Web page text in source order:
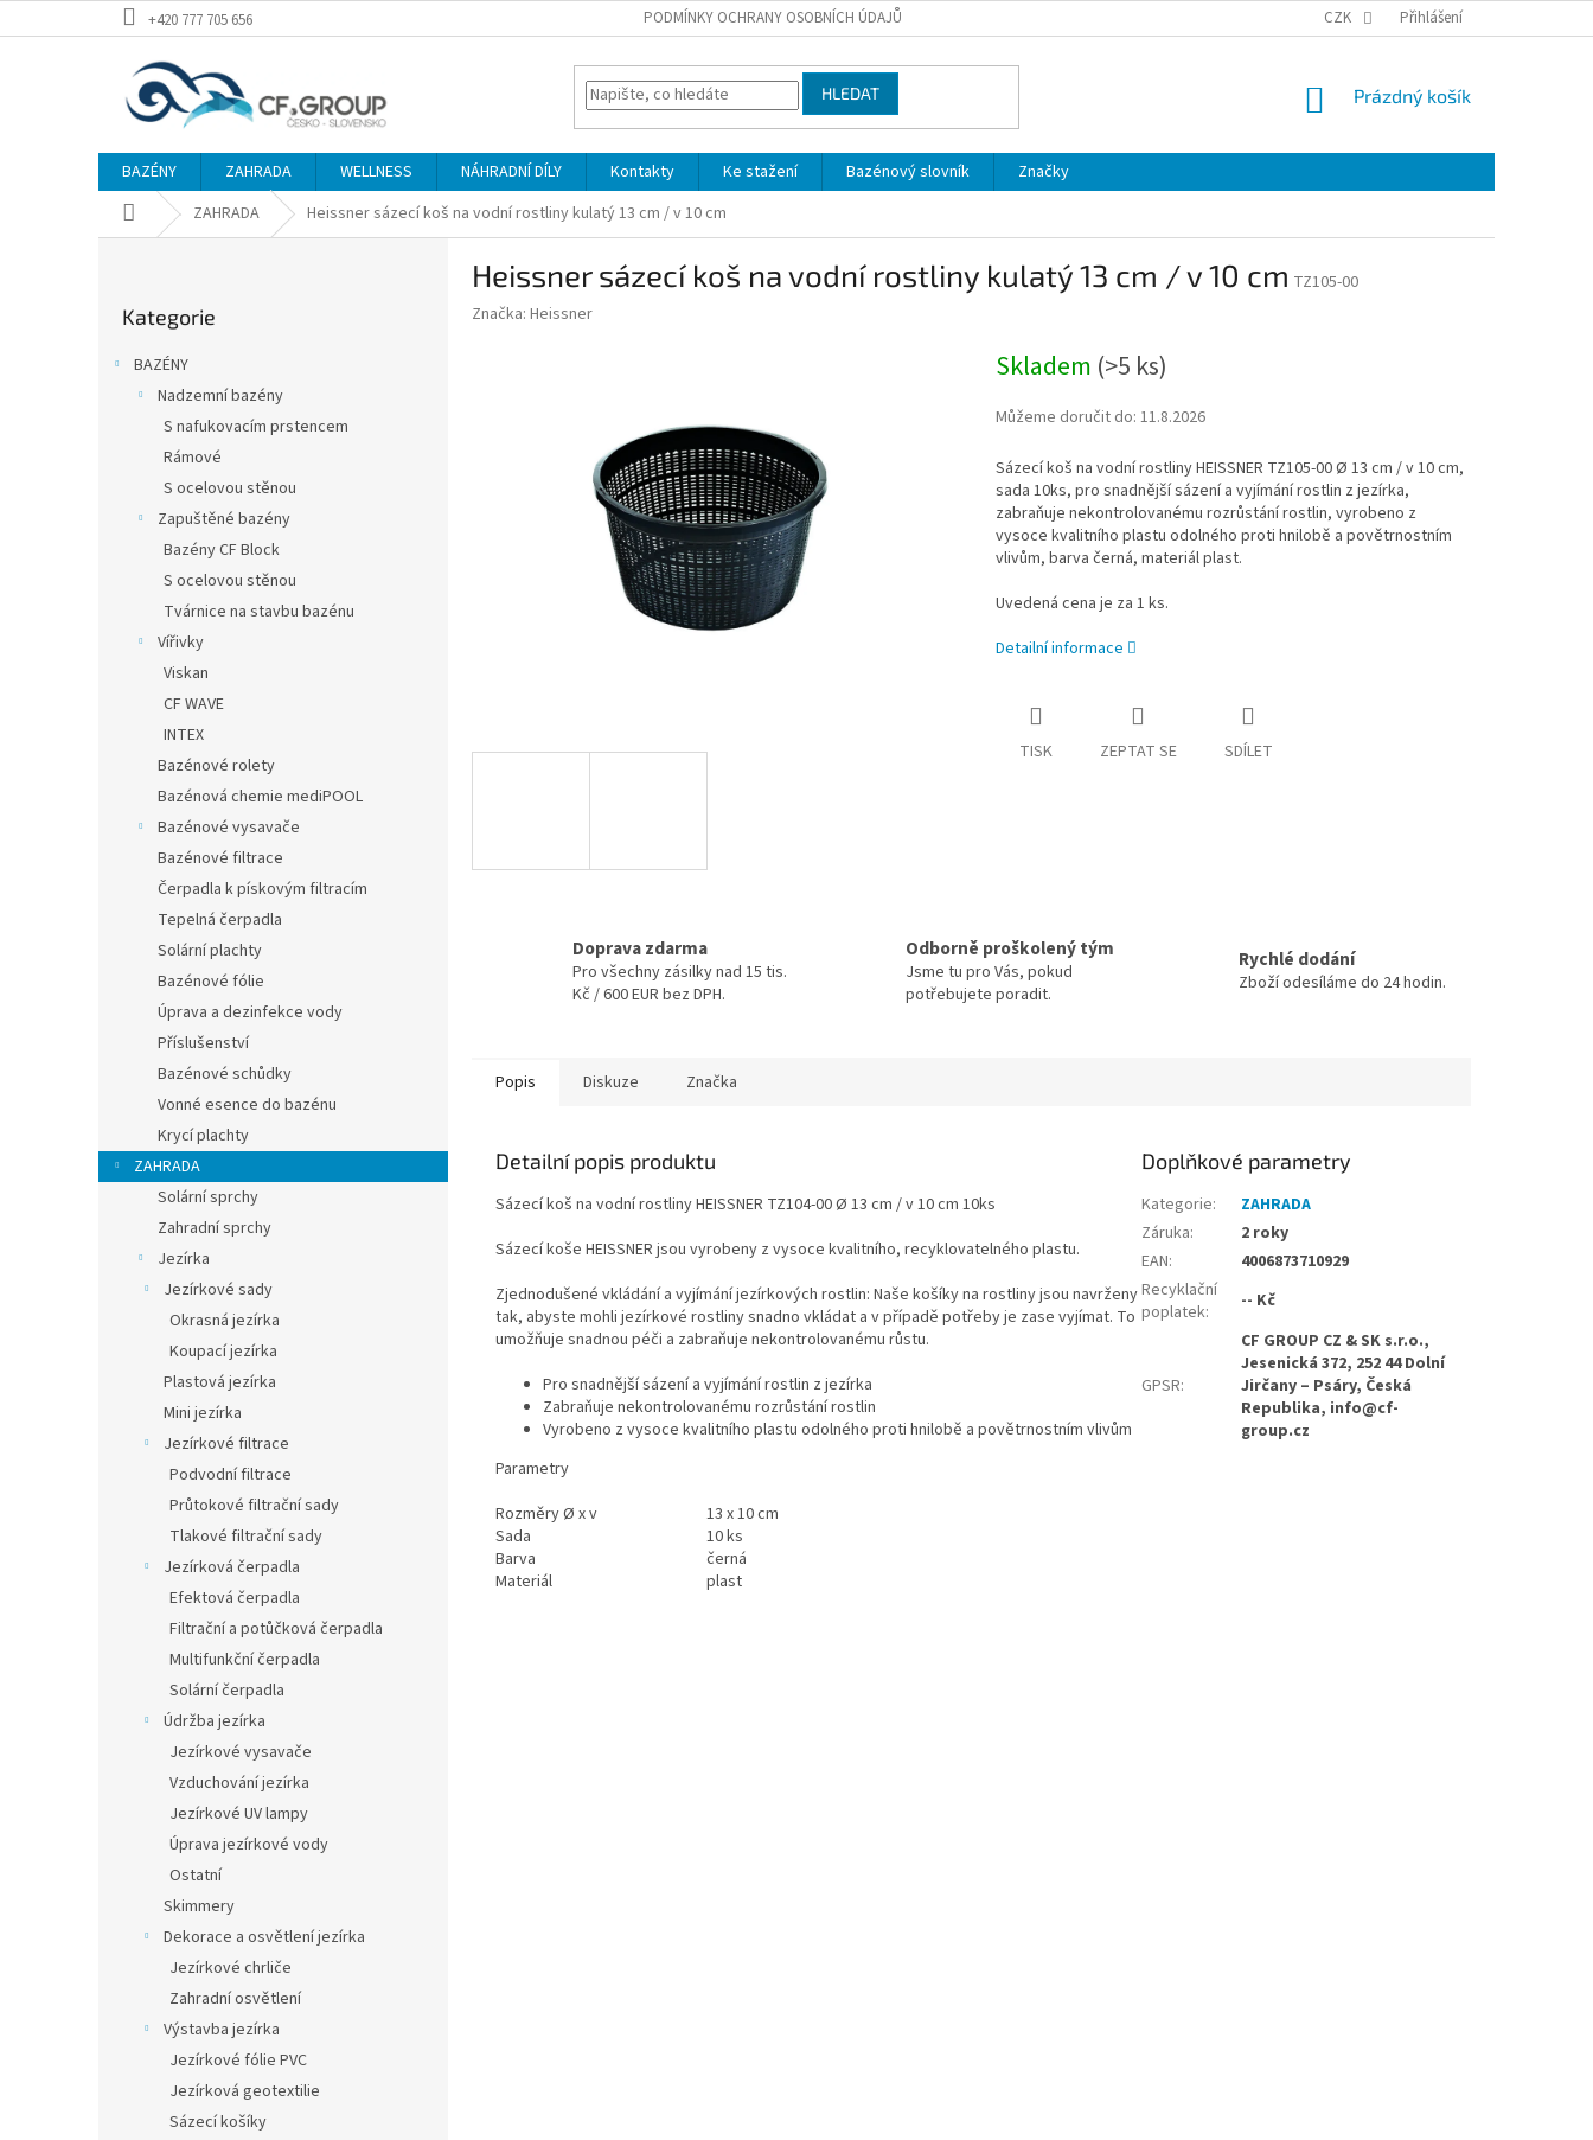
na
+420 777 705 656 PODMÍNKY OCHRANY OSOBNÍCH ÚDAJŮ CZK Přihlášení
HLEDAT
NÁKUPNÍ
Prázdný košík
BAZÉNY ZAHRADA WELLNESS NÁHRADNÍ DÍLY Kontakty Ke stažení Bazénový slovník
Značky
Domů ZAHRADA Heissner sázecí koš na vodní rostliny kulatý 13 cm / v 10 cm
kategorie
Kategorie
BAZÉNY
Nadzemní bazény
S nafukovacím prstencem
Rámové
S ocelovou stěnou
Zapuštěné bazény
Bazény CF Block
S ocelovou stěnou
Tvárnice na stavbu bazénu
Vířivky
Viskan
CF WAVE
INTEX
Bazénové rolety
Bazénová chemie mediPOOL
Bazénové vysavače
Bazénové filtrace
Čerpadla k pískovým filtracím
Tepelná čerpadla
Solární plachty
Bazénové fólie
Úprava a dezinfekce vody
Příslušenství
Bazénové schůdky
Vonné esence do bazénu
Krycí plachty
ZAHRADA
Solární sprchy
Zahradní sprchy
Jezírka
Jezírkové sady
Okrasná jezírka
Koupací jezírka
Plastová jezírka
Mini jezírka
Jezírkové filtrace
Podvodní filtrace
Průtokové filtrační sady
Tlakové filtrační sady
Jezírková čerpadla
Efektová čerpadla
Filtrační a potůčková čerpadla
Multifunkční čerpadla
Solární čerpadla
Údržba jezírka
Jezírkové vysavače
Vzduchování jezírka
Jezírkové UV lampy
Úprava jezírkové vody
Ostatní
Skimmery
Dekorace a osvětlení jezírka
Jezírkové chrliče
Zahradní osvětlení
Výstavba jezírka
Jezírkové fólie PVC
Jezírková geotextilie
Sázecí košíky
Heissner sázecí koš na vodní rostliny kulatý 13 cm / v 10 cm TZ105-00
Značka: Heissner
Skladem (>5 ks)
Můžeme doručit do: 11.8.2026
Sázecí koš na vodní rostliny HEISSNER TZ105-00 Ø 13 cm / v 10 cm,
sada 10ks, pro snadnější sázení a vyjímání rostlin z jezírka,
zabraňuje nekontrolovanému rozrůstání rostlin, vyrobeno z
vysoce kvalitního plastu odolného proti hnilobě a povětrnostním
vlivům, barva černá, materiál plast.
Uvedená cena je za 1 ks.
Detailní informace
TISK ZEPTAT SE SDÍLET
Doprava zdarma
Pro všechny zásilky nad 15 tis.
Kč / 600 EUR bez DPH.
Odborně proškolený tým
Jsme tu pro Vás, pokud
potřebujete poradit.
Rychlé dodání
Zboží odesíláme do 24 hodin.
Popis Diskuze Značka
Detailní popis produktu
Sázecí koš na vodní rostliny HEISSNER TZ104-00 Ø 13 cm / v 10 cm 10ks
Sázecí koše HEISSNER jsou vyrobeny z vysoce kvalitního, recyklovatelného plastu.
Zjednodušené vkládání a vyjímání jezírkových rostlin: Naše košíky na rostliny jsou navrženy
tak, abyste mohli jezírkové rostliny snadno vkládat a v případě potřeby je zase vyjímat. To
umožňuje snadnou péči a zabraňuje nekontrolovanému růstu.
Pro snadnější sázení a vyjímání rostlin z jezírka
Zabraňuje nekontrolovanému rozrůstání rostlin
Vyrobeno z vysoce kvalitního plastu odolného proti hnilobě a povětrnostním vlivům
Parametry
Rozměry Ø x v
13 x 10 cm
Sada
10 ks
Barva
černá
Materiál
plast
Doplňkové parametry
Kategorie:
ZAHRADA
Záruka:
2 roky
EAN:
4006873710929
Recyklační
poplatek: -- Kč
GPSR:
CF GROUP CZ & SK s.r.o.,
Jesenická 372, 252 44 Dolní
Jirčany – Psáry, Česká
Republika, info@cf-
group.cz